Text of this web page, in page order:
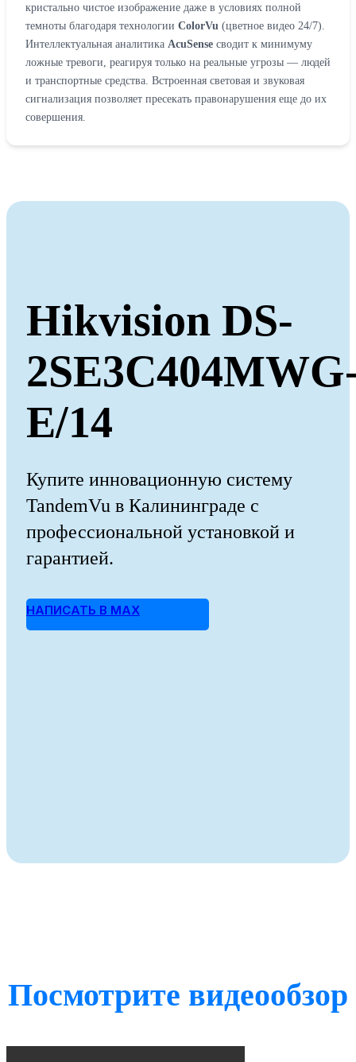
кристально чистое изображение даже в условиях полной
темноты благодаря технологии ColorVu (цветное видео 24/7).
Интеллектуальная аналитика AcuSense сводит к минимуму
ложные тревоги, реагируя только на реальные угрозы — людей
и транспортные средства. Встроенная световая и звуковая
сигнализация позволяет пресекать правонарушения еще до их
совершения.
Hikvision DS-
E/14
Купите инновационную систему
TandemVu в Калининграде с
профессиональной установкой и
гарантией.
НАПИСАТЬ В MAX
Посмотрите видеообзор